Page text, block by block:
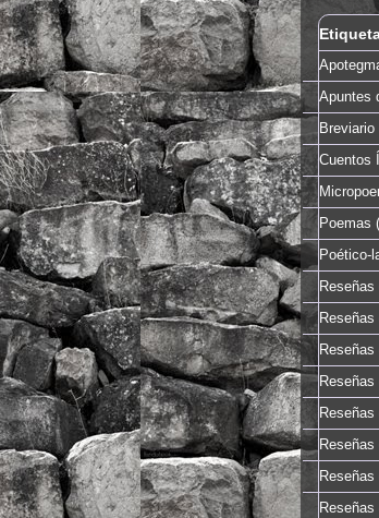
Apuntes
Breviario
Cuentos
Poemas
Poético-